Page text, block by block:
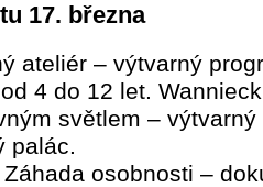
17. března
ateliér – výtvarný
4 do 12 let.
světlem –
palác.
osobnosti –